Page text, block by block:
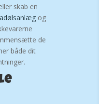
skab en
og
de
både dit